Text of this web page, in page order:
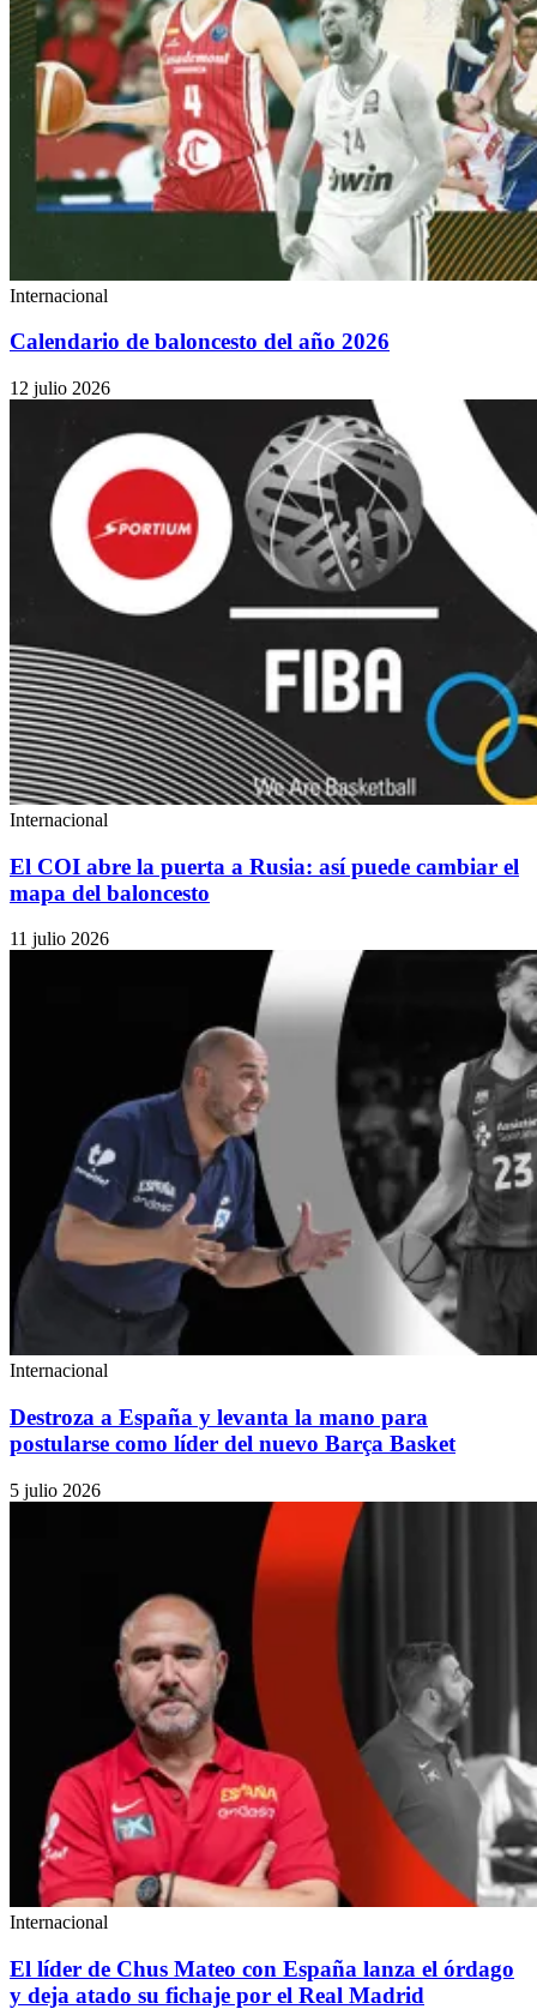
Internacional
Calendario de baloncesto del año 2026
12 julio 2026
Internacional
El COI abre la puerta a Rusia: así puede cambiar el
mapa del baloncesto
11 julio 2026
Internacional
Destroza a España y levanta la mano para
postularse como líder del nuevo Barça Basket
5 julio 2026
Internacional
El líder de Chus Mateo con España lanza el órdago
y deja atado su fichaje por el Real Madrid